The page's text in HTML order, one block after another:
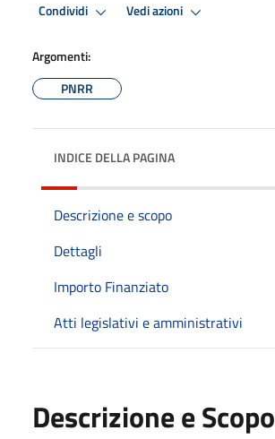
Condividi Vedi azioni
Argomenti:
PNRR
INDICE DELLA PAGINA
Descrizione e scopo
Dettagli
Importo Finanziato
Atti legislativi e amministrativi
Descrizione e Scopo